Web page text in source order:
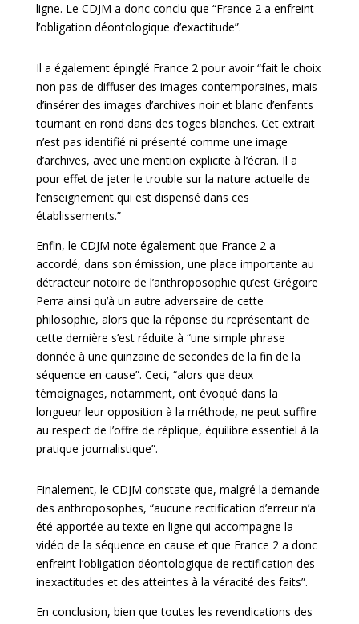
ligne. Le CDJM a donc conclu que “France 2 a enfreint
l’obligation déontologique d’exactitude”.
Il a également épinglé France 2 pour avoir “fait le choix
non pas de diffuser des images contemporaines, mais
d’insérer des images d’archives noir et blanc d’enfants
tournant en rond dans des toges blanches. Cet extrait
n’est pas identifié ni présenté comme une image
d’archives, avec une mention explicite à l’écran. Il a
pour effet de jeter le trouble sur la nature actuelle de
l’enseignement qui est dispensé dans ces
établissements.”
Enfin, le CDJM note également que France 2 a
accordé, dans son émission, une place importante au
détracteur notoire de l’anthroposophie qu’est Grégoire
Perra ainsi qu’à un autre adversaire de cette
philosophie, alors que la réponse du représentant de
cette dernière s’est réduite à “une simple phrase
donnée à une quinzaine de secondes de la fin de la
séquence en cause”. Ceci, “alors que deux
témoignages, notamment, ont évoqué dans la
longueur leur opposition à la méthode, ne peut suffire
au respect de l’offre de réplique, équilibre essentiel à la
pratique journalistique”.
Finalement, le CDJM constate que, malgré la demande
des anthroposophes, “aucune rectification d’erreur n’a
été apportée au texte en ligne qui accompagne la
vidéo de la séquence en cause et que France 2 a donc
enfreint l’obligation déontologique de rectification des
inexactitudes et des atteintes à la véracité des faits”.
En conclusion, bien que toutes les revendications des